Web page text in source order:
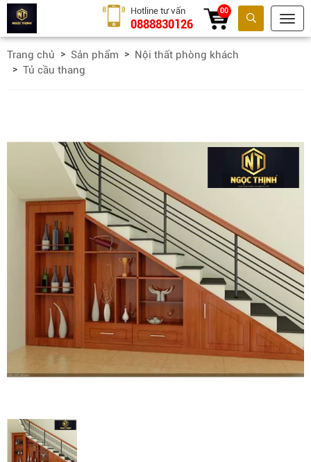
Tìm kiếm
Hotline tư vấn
0888830126
00
Trang chủ Sản phẩm
Nội thất phòng khách
Tủ cầu thang